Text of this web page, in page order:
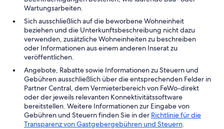
Wartungsarbeiten.
Sich ausschließlich auf die beworbene Wohneinheit
beziehen und die Unterkunftsbeschreibung nicht dazu
verwenden, zusätzliche Wohneinheiten zu beschreiben
oder Informationen aus einem anderen Inserat zu
veröffentlichen.
Angebote, Rabatte sowie Informationen zu Steuern und
Gebühren ausschließlich über die entsprechenden Felder in
Partner Central, dem Vermieterbereich von FeWo-direkt
oder der jeweils relevanten Konnektivitätssoftware
bereitstellen. Weitere Informationen zur Eingabe von
Gebühren und Steuern finden Sie in der Richtlinie für die
Transparenz von Gastgebergebühren und Steuern.